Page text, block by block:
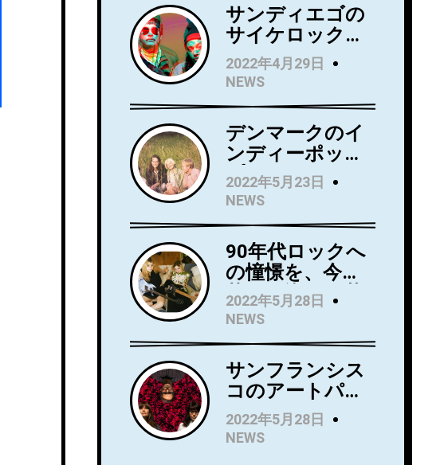
サンディエゴの
サイケロック・
バンドWild Wild
Wets、ニュー・
アルバム『Love
Always』を5月
27日にリリー
ス！アルバムか
らニューシング
ル 「Holding」
のビデオを公
開！
2022年4月29日
NEWS
デンマークのイ
ンディーポッ
プ・バンド
Kindsightが5月
25日にデビュ
ー・アルバム
『Swedish
Punk』をリリー
ス！
2022年5月23日
NEWS
90年代ロックへ
の憧憬を、今に
落とし込んだ若
き俊英Mommaが
日本デビューア
ルバム
『Household
Name』を7月に
リリース！Wet
LegのUS公演で
2022年5月28日
NEWS
サンフランシス
コのアートパン
クトリオRip
Roomが、
2022年5月28日
NEWS